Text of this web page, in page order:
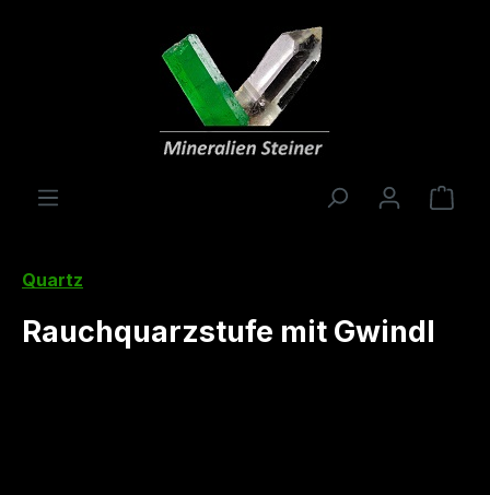
Quartz
Rauchquarzstufe mit Gwindl